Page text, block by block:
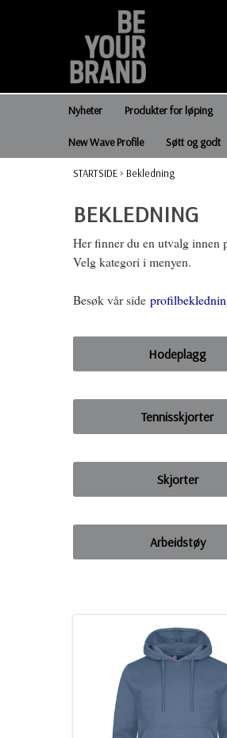
Nyheter Produkter for løping
New Wave Profile Søtt og godt
STARTSIDE> Bekledning
BEKLEDNING
Her finner du en utvalg innen
Velg kategori i menyen.
Besøk vår side
Hodeplagg
Tennisskjorter
Skjorter
Arbeidstøy